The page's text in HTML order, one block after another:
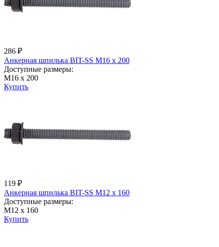
286 ₽
Анкерная шпилька BIT-SS М16 х 200
Доступные размеры:
М16 х 200
Купить
119 ₽
Анкерная шпилька BIT-SS М12 х 160
Доступные размеры:
М12 х 160
Купить